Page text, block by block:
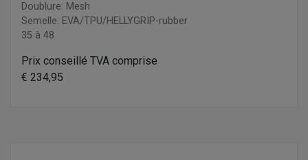
Doublure: Mesh
Semelle: EVA/TPU/HELLYGRIP-rubber
35 à 48
Prix conseillé TVA comprise
€ 234,95